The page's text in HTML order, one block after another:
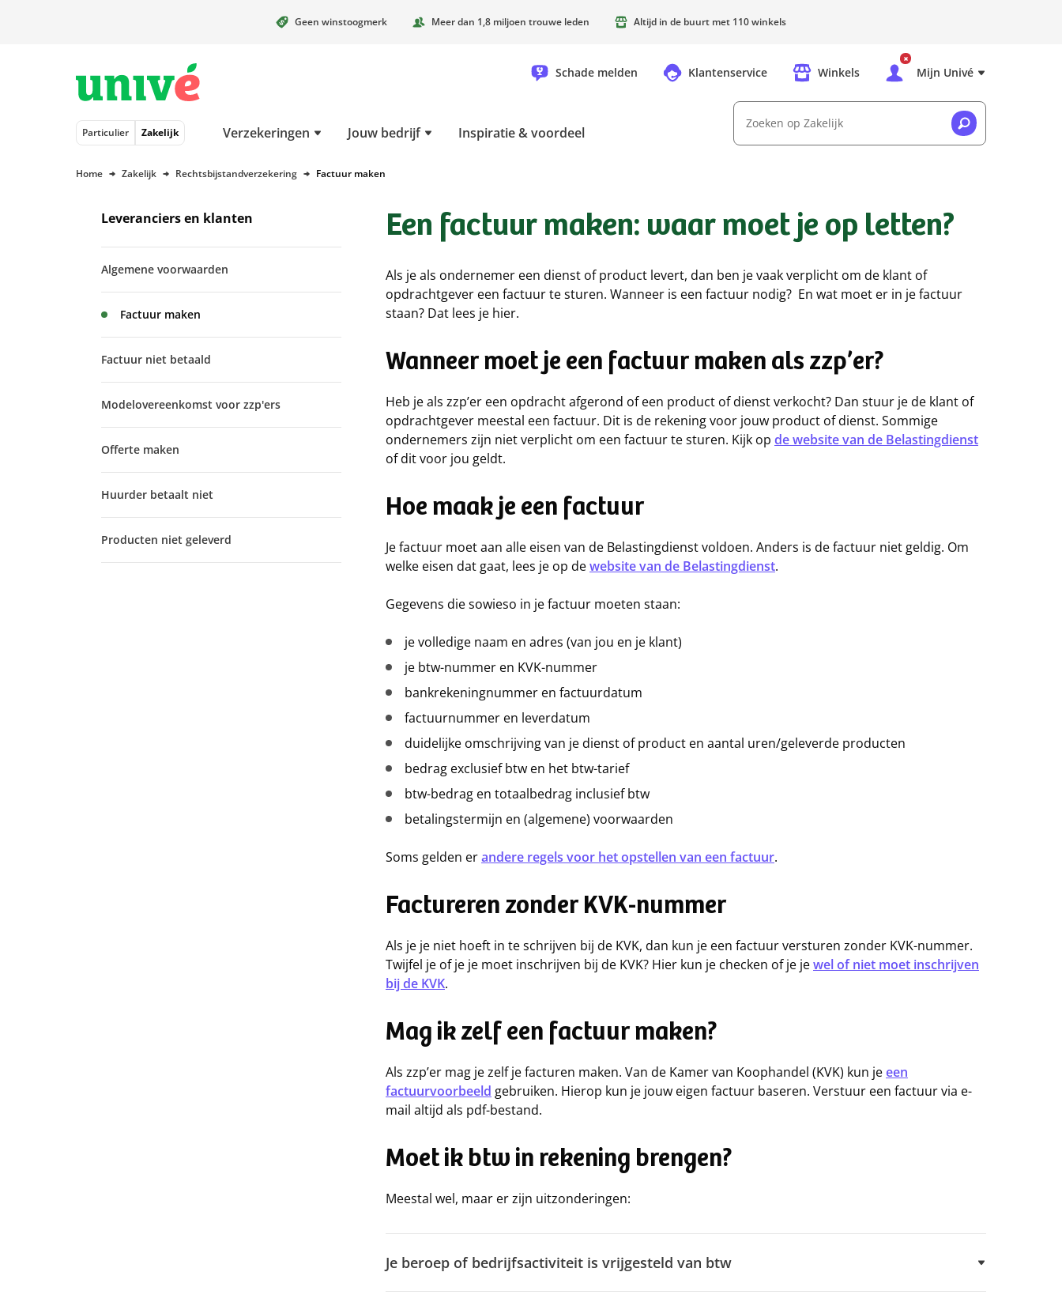
Geen winstoogmerk Meer dan 1,8 miljoen trouwe leden Altijd in de buurt met 110 winkels
Schade melden Klantenservice Winkels Mijn Univé
Particulier Zakelijk Verzekeringen Jouw bedrijf Inspiratie & voordeel
Zoeken op Zakelijk
Home Zakelijk Rechtsbijstandverzekering Factuur maken
Leveranciers en klanten
Algemene voorwaarden
Factuur maken
Factuur niet betaald
Modelovereenkomst voor zzp'ers
Offerte maken
Huurder betaalt niet
Producten niet geleverd
Een factuur maken: waar moet je op letten?
Als je als ondernemer een dienst of product levert, dan ben je vaak verplicht om de klant of
opdrachtgever een factuur te sturen. Wanneer is een factuur nodig? En wat moet er in je factuur
staan? Dat lees je hier.
Wanneer moet je een factuur maken als zzp’er?
Heb je als zzp’er een opdracht afgerond of een product of dienst verkocht? Dan stuur je de klant of
opdrachtgever meestal een factuur. Dit is de rekening voor jouw product of dienst. Sommige
ondernemers zijn niet verplicht om een factuur te sturen. Kijk op de website van de Belastingdienst
of dit voor jou geldt.
Hoe maak je een factuur
Je factuur moet aan alle eisen van de Belastingdienst voldoen. Anders is de factuur niet geldig. Om
welke eisen dat gaat, lees je op dewebsite van de Belastingdienst.
Gegevens die sowieso in je factuur moeten staan:
je volledige naam en adres (van jou en je klant)
je btw-nummer en KVK-nummer
bankrekeningnummer en factuurdatum
factuurnummer en leverdatum
duidelijke omschrijving van je dienst of product en aantal uren/geleverde producten
bedrag exclusief btw en het btw-tarief
btw-bedrag en totaalbedrag inclusief btw
betalingstermijn en (algemene) voorwaarden
Soms gelden erandere regels voor het opstellen van een factuur.
Factureren zonder KVK-nummer
Als je je niet hoeft in te schrijven bij de KVK, dan kun je een factuur versturen zonder KVK-nummer.
Twijfel je of je je moet inschrijven bij de KVK? Hier kun je checken of je jewel of niet moet inschrijven
bij de KVK.
Mag ik zelf een factuur maken?
Als zzp’er mag je zelf je facturen maken. Van de Kamer van Koophandel (KVK) kun jeeen
factuurvoorbeeld gebruiken. Hierop kun je jouw eigen factuur baseren. Verstuur een factuur via e-
mail altijd als pdf-bestand.
Moet ik btw in rekening brengen?
Meestal wel, maar er zijn uitzonderingen:
Je beroep of bedrijfsactiviteit is vrijgesteld van btw